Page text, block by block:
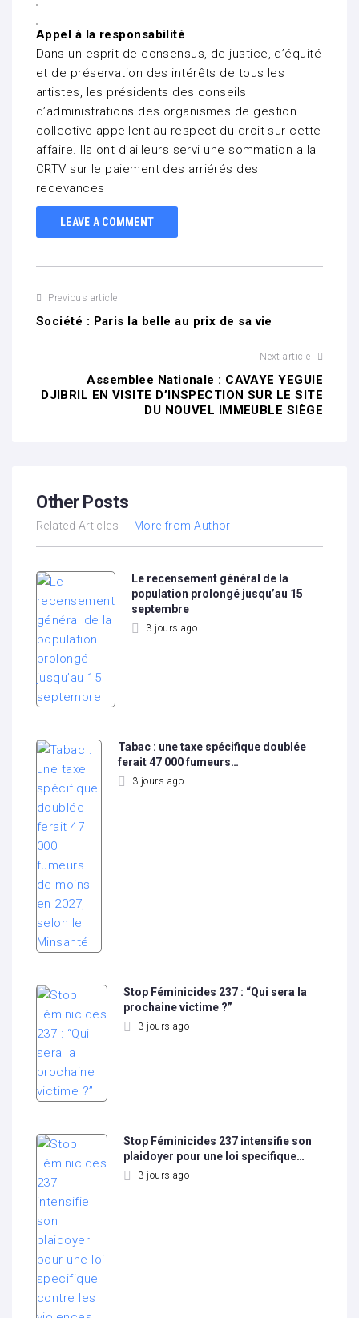
Appel à la responsabilité
Dans un esprit de consensus, de justice, d’équité
et de préservation des intérêts de tous les
artistes, les présidents des conseils
d’administrations des organismes de gestion
collective appellent au respect du droit sur cette
affaire. Ils ont d’ailleurs servi une sommation a la
CRTV sur le paiement des arriérés des
redevances
LEAVE A COMMENT
Previous article
Société : Paris la belle au prix de sa vie
Next article
Assemblee Nationale : CAVAYE YEGUIE
DJIBRIL EN VISITE D’INSPECTION SUR LE SITE
DU NOUVEL IMMEUBLE SIÈGE
Other Posts
Related Articles More from Author
Le recensement général de la
population prolongé jusqu’au 15
septembre
3 jours ago
Tabac : une taxe spécifique doublée
ferait 47 000 fumeurs…
3 jours ago
Stop Féminicides 237 : “Qui sera la
prochaine victime ?”
3 jours ago
Stop Féminicides 237 intensifie son
plaidoyer pour une loi specifique…
3 jours ago